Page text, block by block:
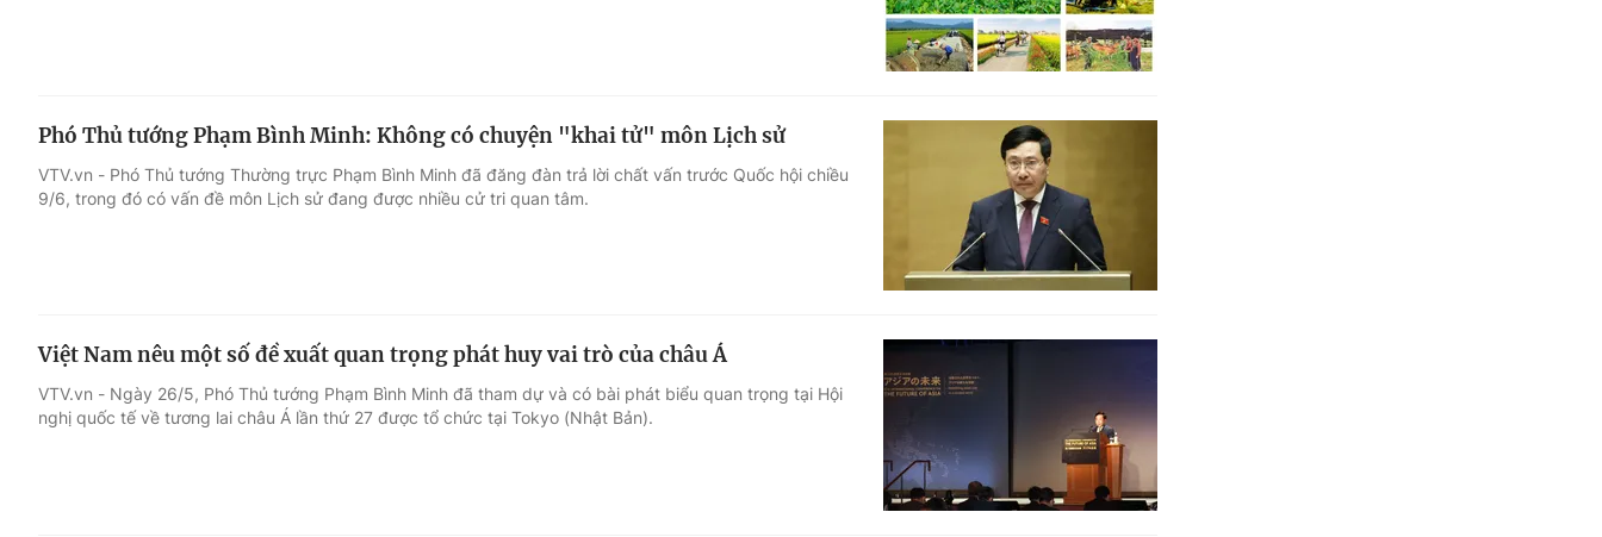
Phó Thủ tướng Phạm Bình Minh: Không có chuyện "khai tử" môn Lịch sử
VTV.vn - Phó Thủ tướng Thường trực Phạm Bình Minh đã đăng đàn trả lời chất vấn trước Quốc hội chiều
9/6, trong đó có vấn đề môn Lịch sử đang được nhiều cử tri quan tâm.
Việt Nam nêu một số đề xuất quan trọng phát huy vai trò của châu Á
VTV.vn - Ngày 26/5, Phó Thủ tướng Phạm Bình Minh đã tham dự và có bài phát biểu quan trọng tại Hội
nghị quốc tế về tương lai châu Á lần thứ 27 được tổ chức tại Tokyo (Nhật Bản).